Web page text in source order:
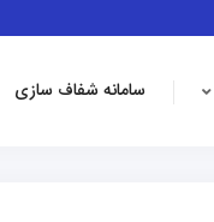
سامانه شفاف سازی